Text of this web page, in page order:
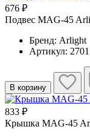
676 ₽
Подвес MAG-45
Бренд: Arlight
Артикул:
В корзину
833 ₽
Крышка MAG-45